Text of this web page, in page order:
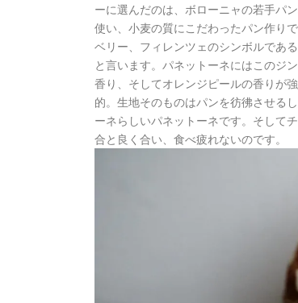
ーに選んだのは、ボローニャの若手パ
使い、小麦の質にこだわったパン作り
ベリー、フィレンツェのシンボルであ
と言います。パネットーネにはこのジ
香り、そしてオレンジピールの香りが
的。生地そのものはパンを彷彿させる
ーネらしいパネットーネです。そして
合と良く合い、食べ疲れないのです。